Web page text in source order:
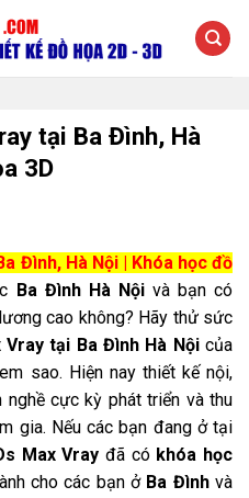
tại Ba Đình, Hà
3D
Đình, Hà Nội | Khóa học đồ
Ba Đình Hà Nộivà bạn có
cao không? Hãy thử sức
Vray tại Ba Đình Hà Nộicủa
sao. Hiện nay thiết kế nội,
cực kỳ phát triển và thu
gia. Nếu các bạn đang ở tại
Max Vray đã có khóa học
cho các bạn ở Ba Đìnhvà